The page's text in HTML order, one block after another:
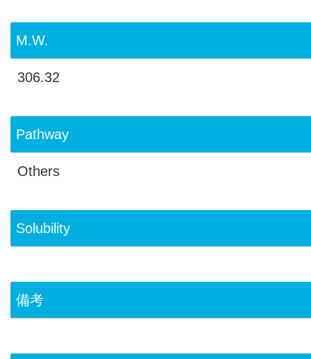
M.W.
306.32
Pathway
Others
Solubility
備考